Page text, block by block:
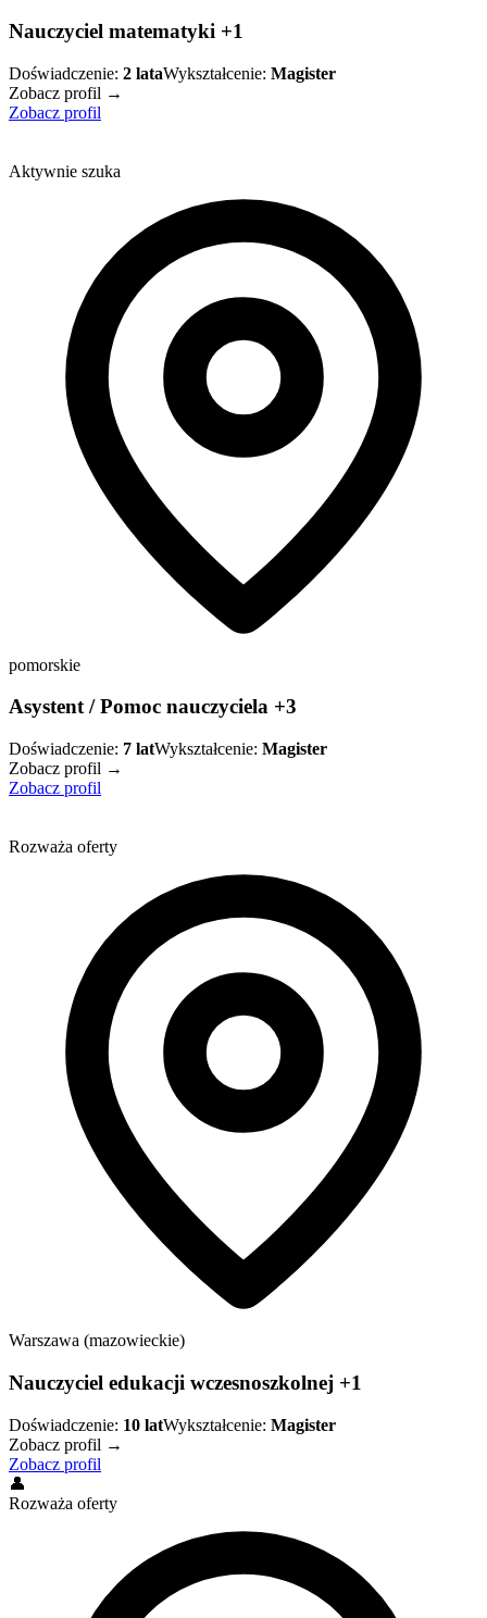
Nauczyciel matematyki +1
Doświadczenie: 2 lataWykształcenie: Magister
Zobacz profil →
Zobacz profil
Aktywnie szuka
pomorskie
Asystent / Pomoc nauczyciela +3
Doświadczenie: 7 latWykształcenie: Magister
Zobacz profil →
Zobacz profil
Rozważa oferty
Warszawa (mazowieckie)
Nauczyciel edukacji wczesnoszkolnej +1
Doświadczenie: 10 latWykształcenie: Magister
Zobacz profil →
Zobacz profil
👤
Rozważa oferty